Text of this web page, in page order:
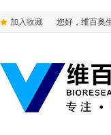
加入收藏 您好，维百奥